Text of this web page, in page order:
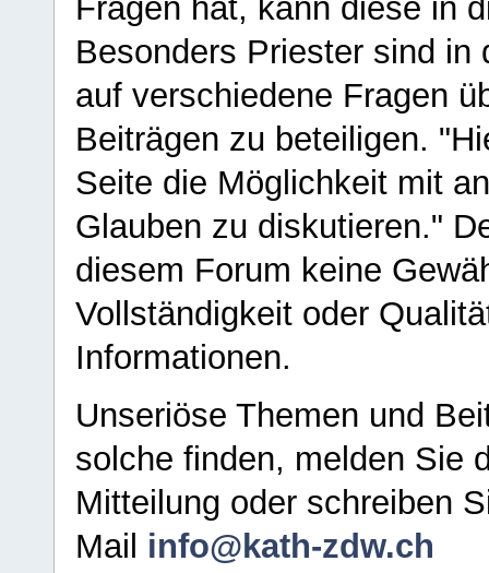
Fragen hat, kann diese in
Besonders Priester sind in
auf verschiedene Fragen
Beiträgen zu beteiligen.
Seite die Möglichkeit mit
Glauben zu diskutieren."
diesem Forum keine
Vollständigkeit oder
Informationen.
Unseriöse Themen und
solche finden, melden Sie
Mitteilung oder schreiben
Mail info@kath-zdw.ch